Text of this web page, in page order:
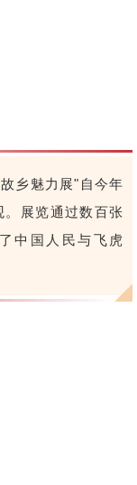
乡魅力展"自今年
展览通过数百张
中国人民与飞虎